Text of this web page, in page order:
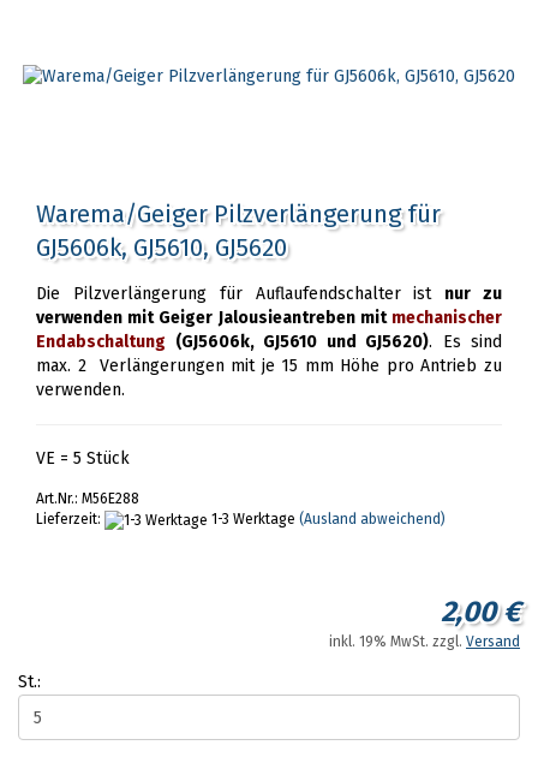
Warema/Geiger Pilzverlängerung für
GJ5606k, GJ5610, GJ5620
Die Pilzverlängerung für Auflaufendschalter ist nur zu
verwenden mit Geiger Jalousieantreben mit mechanischer
Endabschaltung (GJ5606k, GJ5610 und GJ5620). Es sind
max. 2 Verlängerungen mit je 15 mm Höhe pro Antrieb zu
verwenden.
VE = 5 Stück
Art.Nr.: M56E288
Lieferzeit:
1-3 Werktage (Ausland abweichend)
2,00 €
inkl. 19% MwSt. zzgl. Versand
St.: